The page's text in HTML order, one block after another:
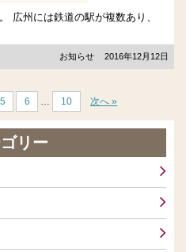
広州には鉄道の駅が複数あり、
お知らせ 2016年12月12日
5 6 … 10 次へ »
リー